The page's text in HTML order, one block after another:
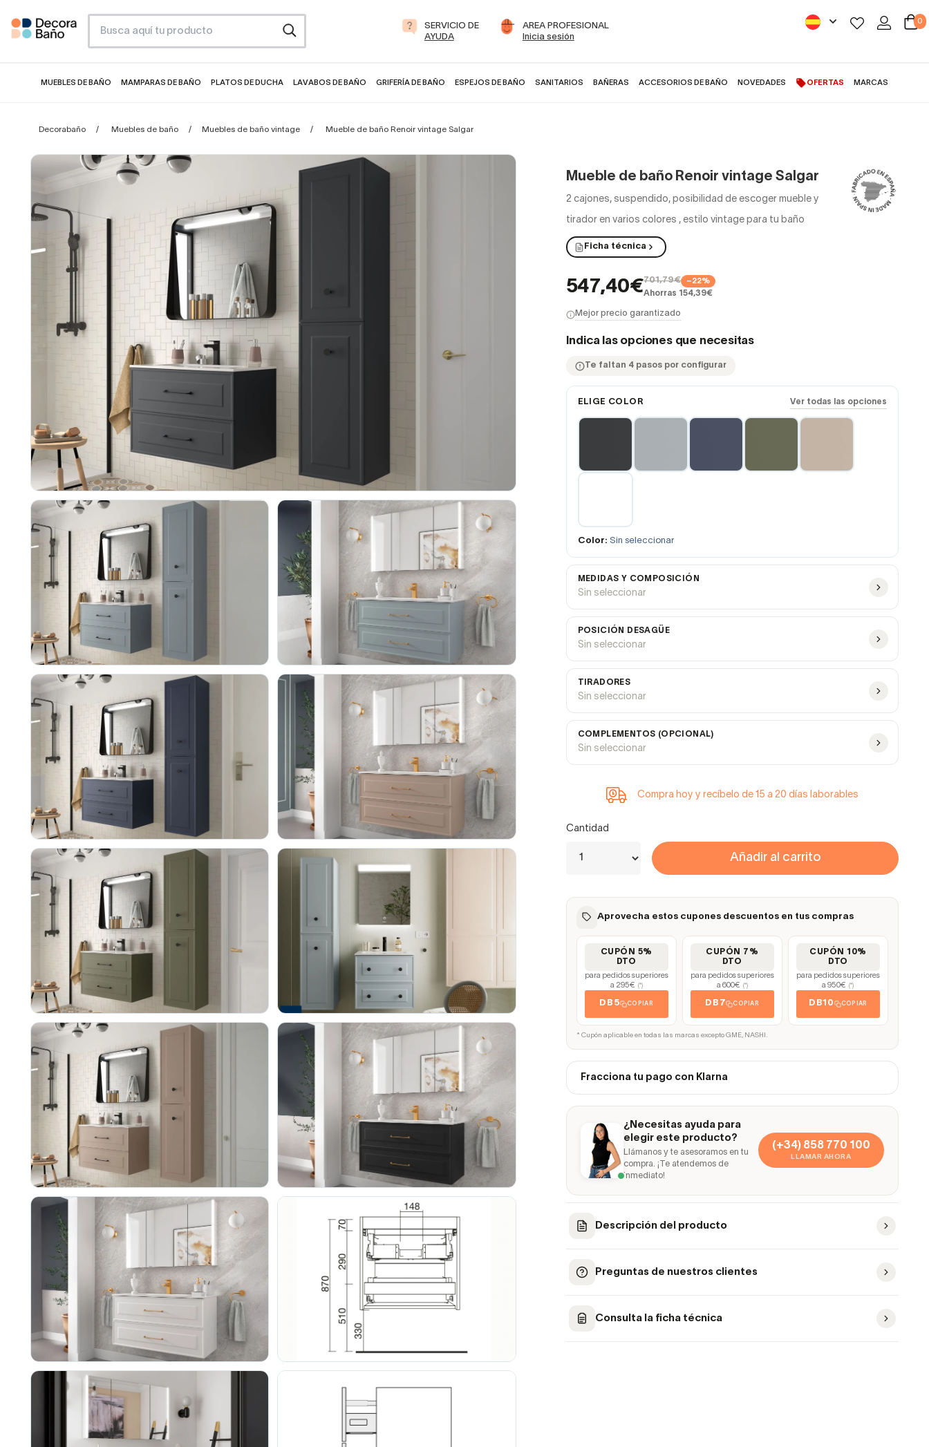
SERVICIO DE
AYUDA
AREA PROFESIONAL
Inicia sesión
0
MUEBLES DE BAÑO MAMPARAS DE BAÑO PLATOS DE DUCHA LAVABOS DE BAÑO GRIFERÍA DE BAÑO ESPEJOS DE BAÑO SANITARIOS BAÑERAS ACCESORIOS DE BAÑO NOVEDADES OFERTAS MARCAS
Decorabaño Muebles de baño Muebles de baño vintage Mueble de baño Renoir vintage Salgar
Mueble de baño Renoir vintage Salgar
2 cajones, suspendido, posibilidad de escoger mueble y
tirador en varios colores , estilo vintage para tu baño
Ficha técnica
547,40€701,79€ −22%
Ahorras 154,39€
Mejor precio garantizado
Indica las opciones que necesitas
Te faltan 4 pasos por configurar
ELIGE COLOR Ver todas las opciones
Color: Sin seleccionar
MEDIDAS Y COMPOSICIÓN
Sin seleccionar
POSICIÓN DESAGÜE
Sin seleccionar
TIRADORES
Sin seleccionar
COMPLEMENTOS (OPCIONAL)
Sin seleccionar
Compra hoy y recíbelo de 15 a 20 días laborables
Cantidad
Añadir al carrito
Aprovecha estos cupones descuentos en tus compras
CUPÓN 5%
DTO
para pedidos superiores
a 295€
(*)
DB5 COPIAR
CUPÓN 7%
DTO
para pedidos superiores
a 600€
(*)
DB7 COPIAR
CUPÓN 10%
DTO
para pedidos superiores
a 950€
(*)
DB10 COPIAR
* Cupón aplicable en todas las marcas excepto GME, NASHI.
Fracciona tu pago con Klarna
¿Necesitas ayuda para
elegir este producto?
Llámanos y te asesoramos en tu
compra. ¡Te atendemos de
inmediato!
(+34) 858 770 100
LLAMAR AHORA
Descripción del producto
Preguntas de nuestros clientes
Consulta la ficha técnica